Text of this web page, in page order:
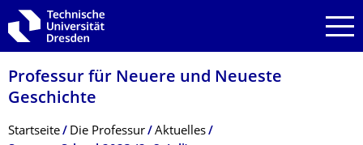
Zur Hauptnavigation springen
Zur Suche springen
Zum Inhalt springen
Professur für Neuere und Neueste
Geschichte
Breadcrumb-Menü
Startseite Die Professur
Aktuelles